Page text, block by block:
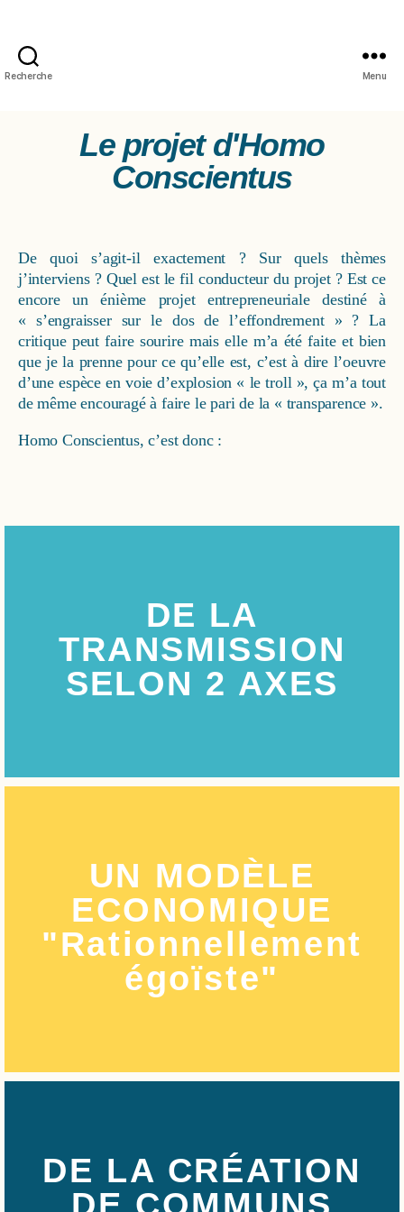
Recherche Menu
Le projet d'Homo
Conscientus
De quoi s’agit-il exactement ? Sur quels thèmes
j’interviens ? Quel est le fil conducteur du projet ? Est ce
encore un énième projet entrepreneuriale destiné à
« s’engraisser sur le dos de l’effondrement » ? La
critique peut faire sourire mais elle m’a été faite et bien
que je la prenne pour ce qu’elle est, c’est à dire l’oeuvre
d’une espèce en voie d’explosion « le troll », ça m’a tout
de même encouragé à faire le pari de la « transparence ».
Homo Conscientus, c’est donc :
DE LA
TRANSMISSION
SELON 2 AXES
UN MODÈLE
ECONOMIQUE
"Rationnellement
égoïste"
DE LA CRÉATION